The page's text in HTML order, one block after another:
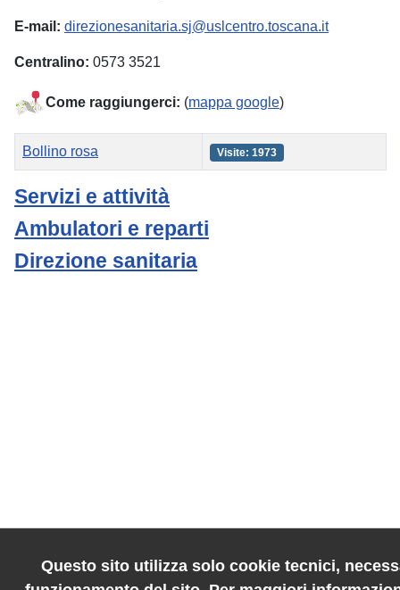
E-mail: direzionesanitaria.sj@uslcentro.toscana.it
Centralino: 0573 3521
Come raggiungerci: (mappa google)
Titolo Visite
Bollino rosa Visite: 1973
Servizi e attività
Ambulatori e reparti
Direzione sanitaria
Questo sito utilizza solo cookie tecnici,